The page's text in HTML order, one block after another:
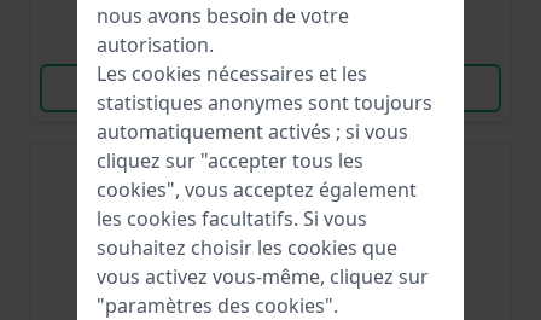
Comparer
Voir les produits
Voir les produits
-50%
nous avons besoin de votre
autorisation.
Les cookies nécessaires et les
statistiques anonymes sont toujours
automatiquement activés ; si vous
cliquez sur "accepter tous les
cookies", vous acceptez également
les cookies facultatifs. Si vous
souhaitez choisir les cookies que
vous activez vous-même, cliquez sur
"paramètres des cookies".